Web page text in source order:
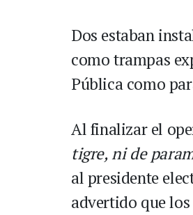
Dos estaban
como trampas
Pública como
Al finalizar el
tigre, ni de
al presidente
advertido que